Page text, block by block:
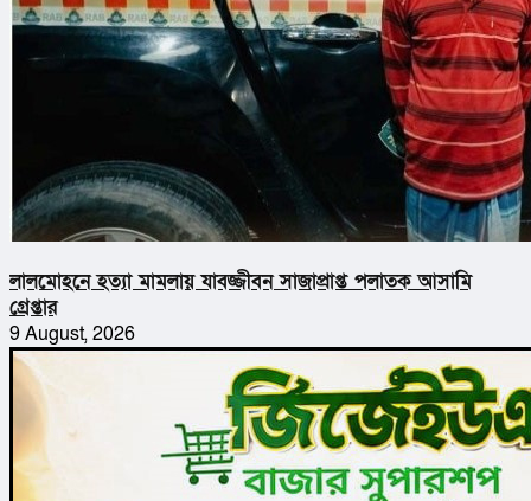
লালমোহনে হত্যা মামলায় যাবজ্জীবন সাজাপ্রাপ্ত পলাতক আসামি
গ্রেপ্তার
9 August, 2026